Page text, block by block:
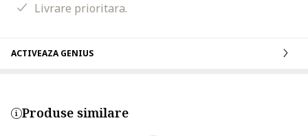
Livrare prioritara.
ACTIVEAZA GENIUS
Produse similare